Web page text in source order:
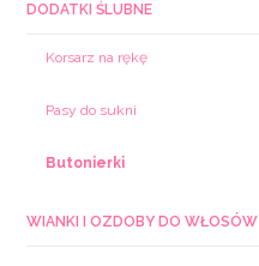
DODATKI ŚLUBNE
Korsarz na rękę
Pasy do sukni
Butonierki
WIANKI I OZDOBY DO WŁOSÓW